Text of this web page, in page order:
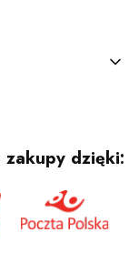
zakupy dzięki: